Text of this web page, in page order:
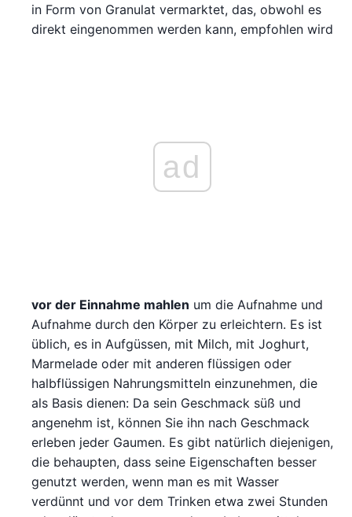
in Form von Granulat vermarktet, das, obwohl es
direkt eingenommen werden kann, empfohlen wird
ad
vor der Einnahme mahlen um die Aufnahme und
Aufnahme durch den Körper zu erleichtern. Es ist
üblich, es in Aufgüssen, mit Milch, mit Joghurt,
Marmelade oder mit anderen flüssigen oder
halbflüssigen Nahrungsmitteln einzunehmen, die
als Basis dienen: Da sein Geschmack süß und
angenehm ist, können Sie ihn nach Geschmack
erleben jeder Gaumen. Es gibt natürlich diejenigen,
die behaupten, dass seine Eigenschaften besser
genutzt werden, wenn man es mit Wasser
verdünnt und vor dem Trinken etwa zwei Stunden